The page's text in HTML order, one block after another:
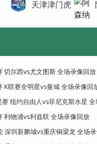
天津津门虎
切尔西vs尤文图斯 全场录像回放
K联赛全明星vs曼城 全场录像回
纽约自由人vs菲尼克斯水星
利物浦vs利兹联 全场录像回放
深圳新鹏城vs重庆铜梁龙 全场